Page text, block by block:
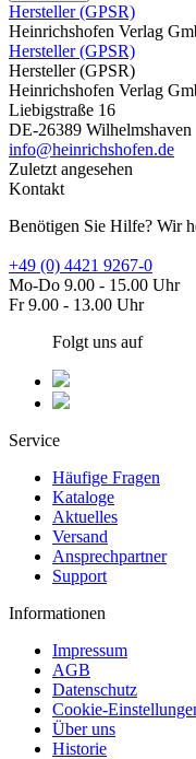
Hersteller (GPSR)
Heinrichshofen Verlag
Hersteller (GPSR)
Hersteller (GPSR)
Heinrichshofen Verlag
Liebigstraße 16
DE-26389 Wilhelmshaven
info@heinrichshofen.de
Zuletzt angesehen
Kontakt
Benötigen Sie Hilfe? Wir
+49 (0) 4421 9267-0
Mo-Do 9.00 - 15.00 Uhr
Fr 9.00 - 13.00 Uhr
Folgt uns auf
Service
Häufige Fragen
Kataloge
Aktuelles
Versand
Ansprechpartner
Support
Informationen
Impressum
AGB
Datenschutz
Cookie-
Über uns
Historie